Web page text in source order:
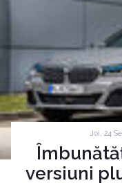
Joi, 24
versiuni